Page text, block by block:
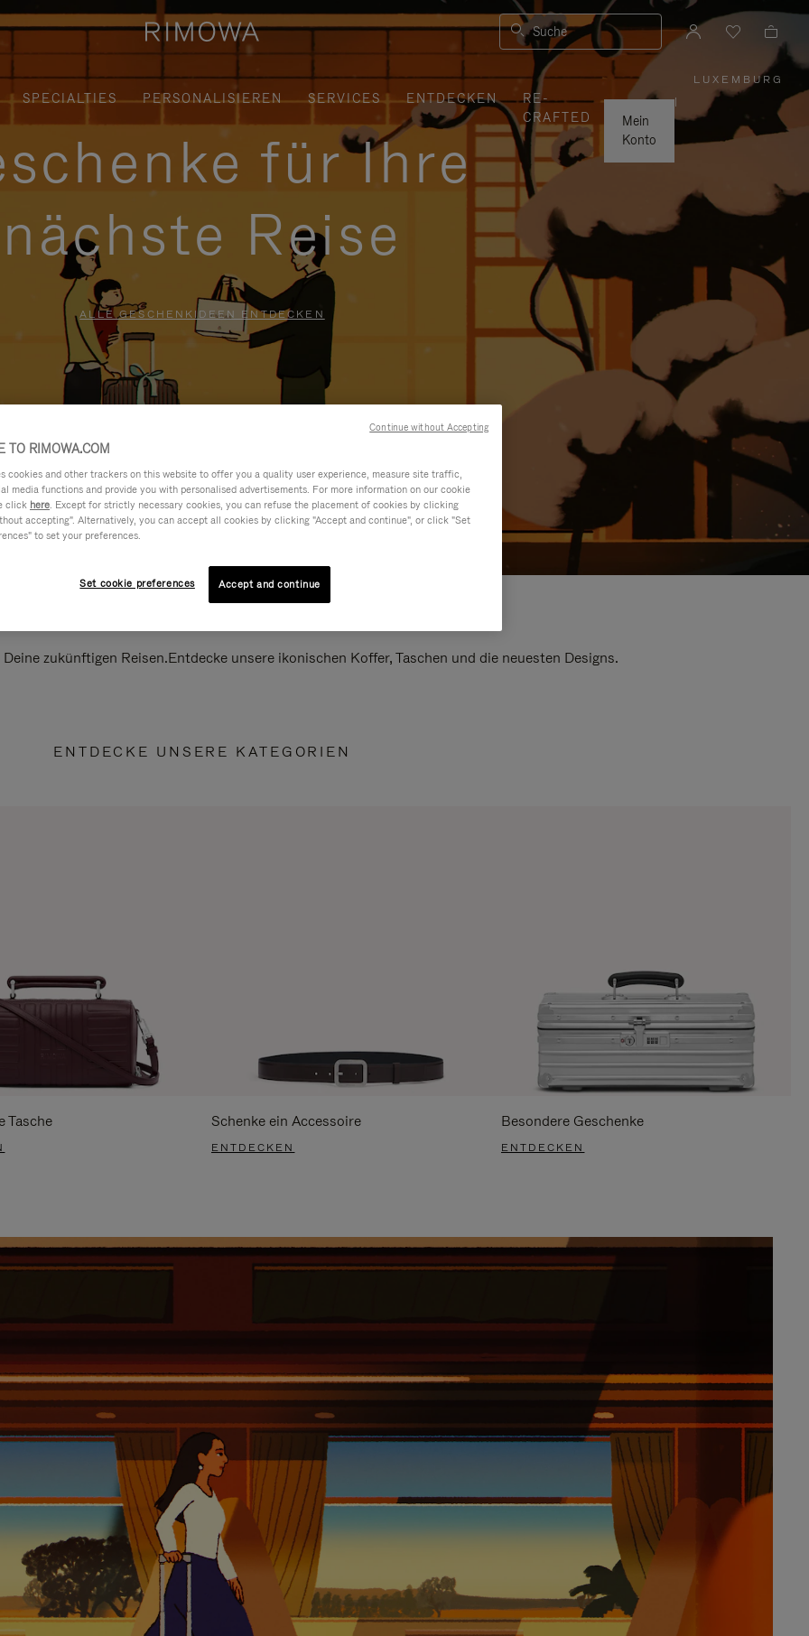
Suche
SPECIALTIES PERSONALISIEREN SERVICES ENTDECKEN
RE-
CRAFTED
Mein
Konto
LUXEMBURG
,
WÄHLEN
IHRE
REGION
AUS
|
für Ihre
nächste Reise
ALLE GESCHENKIDEEN ENTDECKEN
zukünftigen Reisen.Entdecke unsere ikonischen Koffer, Taschen und die neuesten Designs.
ENTDECKE UNSERE KATEGORIEN
Tasche Schenke ein Accessoire
ENTDECKEN
Besondere Geschenke
ENTDECKEN
TO RIMOWA.COM
cookies and other trackers on this website to offer you a quality user experience, measure site traffic,
media functions and provide you with personalised advertisements. For more information on our cookie
click here. Except for strictly necessary cookies, you can refuse the placement of cookies by clicking
accepting". Alternatively, you can accept all cookies by clicking "Accept and continue", or click "Set
to set your preferences.
Set cookie preferences Accept and continue
Continue without Accepting